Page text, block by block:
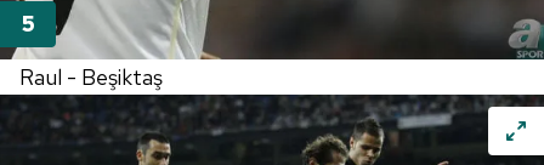
Raul - Beşiktaş